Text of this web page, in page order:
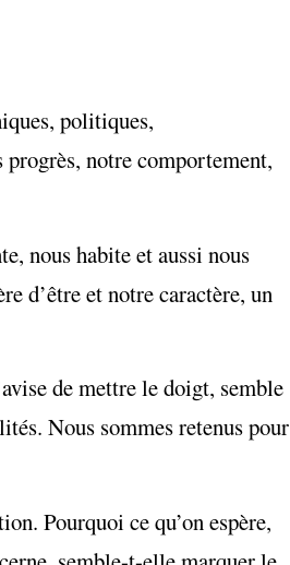
politiques,
notre comportement,
nous habite et aussi nous
d’être et notre caractère, un
de mettre le doigt, semble
Nous sommes retenus pour
Pourquoi ce qu’on espère,